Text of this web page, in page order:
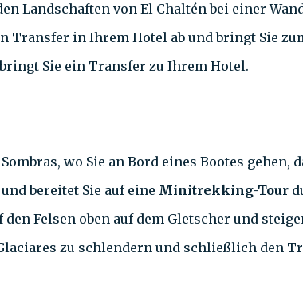
Landschaften von El Chaltén bei einer
Transfer in Ihrem Hotel ab und bringt Sie
Sie ein Transfer zu Ihrem Hotel.
wo Sie an Bord eines Bootes gehen,
und bereitet Sie auf eine Minitrekking-Tour
Felsen oben auf dem Gletscher und
zu schlendern und schließlich den